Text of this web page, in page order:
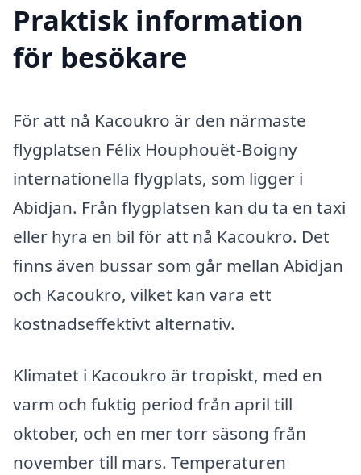
Praktisk information
för besökare
För att nå Kacoukro är den närmaste
flygplatsen Félix Houphouët-Boigny
internationella flygplats, som ligger i
Abidjan. Från flygplatsen kan du ta en taxi
eller hyra en bil för att nå Kacoukro. Det
finns även bussar som går mellan Abidjan
och Kacoukro, vilket kan vara ett
kostnadseffektivt alternativ.
Klimatet i Kacoukro är tropiskt, med en
varm och fuktig period från april till
oktober, och en mer torr säsong från
november till mars. Temperaturen